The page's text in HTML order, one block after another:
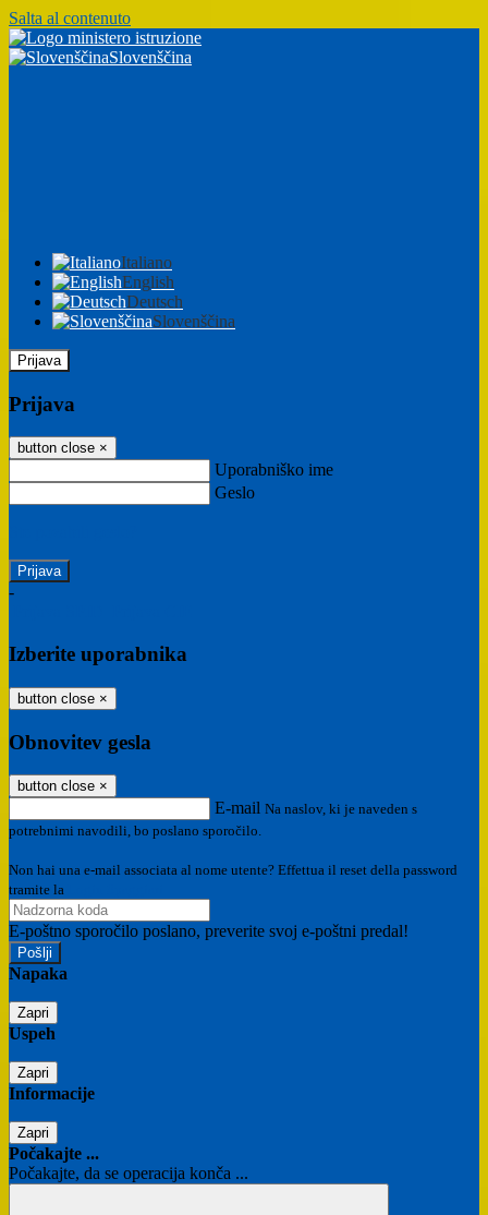
Salta al contenuto
Slovenščina
Italiano
English
Deutsch
Slovenščina
Prijava
Prijava
button close ×
Uporabniško ime
Geslo
-
Izberite uporabnika
button close ×
Obnovitev gesla
button close ×
E-mail Na naslov, ki je naveden s
potrebnimi navodili, bo poslano sporočilo.
Non hai una e-mail associata al nome utente? Effettua il reset della password
tramite la
E-poštno sporočilo poslano, preverite svoj e-poštni predal!
Napaka
Zapri
Uspeh
Zapri
Informacije
Zapri
Počakajte ...
Počakajte, da se operacija konča ...